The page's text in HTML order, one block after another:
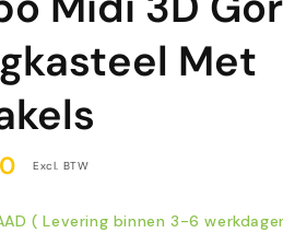
Met
Excl. BTW
( Levering binnen 3-6